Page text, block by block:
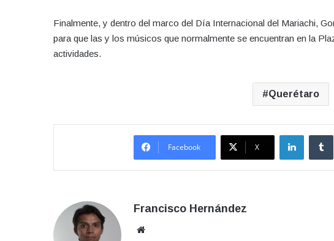
Finalmente, y dentro del marco del Día Internacional del Mariachi,
para que las y los músicos que normalmente se encuentran en la
actividades.
Querétaro
Facebook X
LinkedIn
Francisco Hernández